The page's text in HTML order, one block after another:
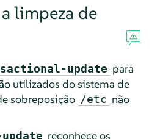
limpeza de
update para
utilizados do sistema de
sobreposição /etc não
reconhece os